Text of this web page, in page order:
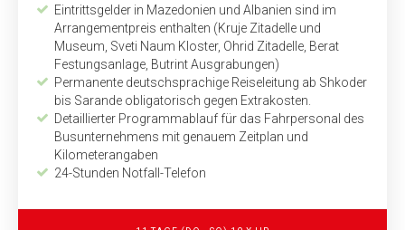
Eintrittsgelder in Mazedonien und Albanien sind im
Arrangementpreis enthalten (Kruje Zitadelle und
Museum, Sveti Naum Kloster, Ohrid Zitadelle, Berat
Festungs­anlage, Butrint Ausgrabungen)
Permanente deutschsprachige Reiseleitung ab Shkoder
bis Sarande obligatorisch gegen Extrakosten.
Detaillierter Programmablauf für das Fahrpersonal des
Busunternehmens mit genauem Zeitplan und
Kilometerangaben
24-Stunden Notfall-Telefon